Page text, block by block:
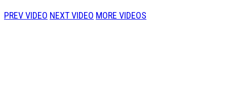
PREV VIDEO NEXT VIDEO MORE VIDEOS